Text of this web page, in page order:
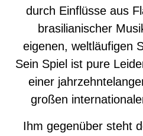
durch Einflüsse aus
brasilianischer
eigenen, weltläufigen
Sein Spiel ist pure
einer
großen
Ihm gegenüber steht